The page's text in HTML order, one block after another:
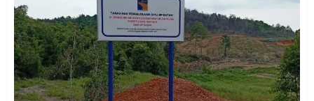
1
Pemko Batam Tegaskan RT dan
RW bukan Petugas Pendataan
dan Pemungutan Pajak
AGUSTUS 1, 2026 0